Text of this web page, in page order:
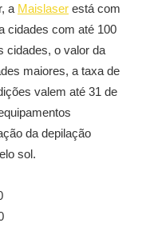
a Maislaser está com
cidades com até 100
cidades, o valor da
maiores, a taxa de
valem até 31 de
da depilação
sol.